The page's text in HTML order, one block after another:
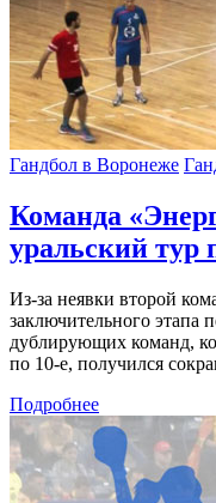
Гандбол в Воронеже
Команда
уральский тур
Из-за неявки второй
заключительного этапа
дублирующих команд,
по 10-е, получился
Подробнее